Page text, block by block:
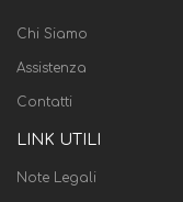
Chi Siamo
Assistenza
Contatti
LINK UTILI
Note Legali